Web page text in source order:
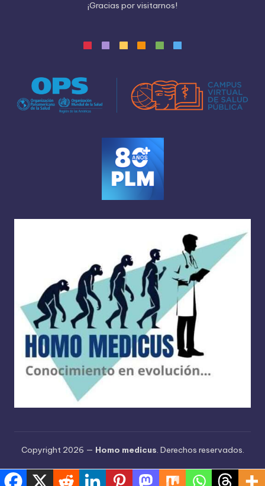
¡Gracias porvisitarnos!
Copyright 2026 — Homo medicus. Derechos reservados.